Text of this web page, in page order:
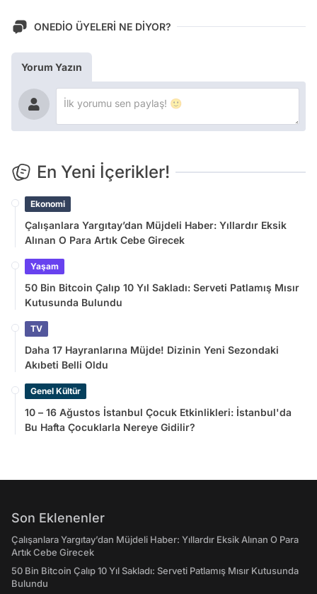
ONEDİO ÜYELERİ NE DİYOR?
Yorum Yazın
En Yeni İçerikler!
Ekonomi
Çalışanlara Yargıtay’dan Müjdeli Haber: Yıllardır Eksik
Alınan O Para Artık Cebe Girecek
Yaşam
50 Bin Bitcoin Çalıp 10 Yıl Sakladı: Serveti Patlamış Mısır
Kutusunda Bulundu
TV
Daha 17 Hayranlarına Müjde! Dizinin Yeni Sezondaki
Akıbeti Belli Oldu
Genel Kültür
10 – 16 Ağustos İstanbul Çocuk Etkinlikleri: İstanbul'da
Bu Hafta Çocuklarla Nereye Gidilir?
Son Eklenenler
Çalışanlara Yargıtay’dan Müjdeli Haber: Yıllardır Eksik Alınan O Para
Artık Cebe Girecek
50 Bin Bitcoin Çalıp 10 Yıl Sakladı: Serveti Patlamış Mısır Kutusunda
Bulundu